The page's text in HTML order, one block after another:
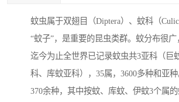
蚊虫属于双翅目（Diptera）、蚊科（
“蚊子”，是重要的昆虫类群。蚊分布很广
迄今为止全世界已记录蚊虫共3亚科（巨
科、库蚊亚科），35属，3600多种和亚
370余种，其中按蚊、库蚊、伊蚊3个属